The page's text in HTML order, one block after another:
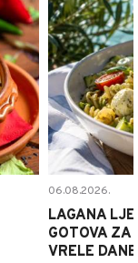
06.08.2026.
LAGANA
GOTOVA ZA
VRELE DANE